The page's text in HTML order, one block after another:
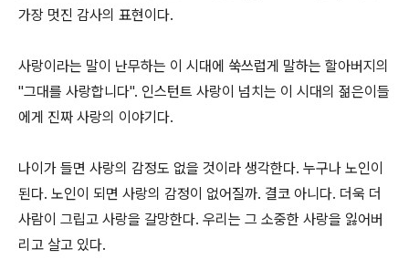
가장 멋진 감사의 표현이다.
사랑이라는 말이 난무하는 이 시대에 쑥쓰럽게 말하는 할아버지의
"그대를 사랑합니다". 인스턴트 사랑이 넘치는 이 시대의 젊은이들
에게 진짜 사랑의 이야기다.
나이가 들면 사랑의 감정도 없을 것이라 생각한다. 누구나 노인이
된다. 노인이 되면 사랑의 감정이 없어질까. 결코 아니다. 더욱 더
사람이 그립고 사랑을 갈망한다. 우리는 그 소중한 사랑을 잃어버
리고 살고 있다.